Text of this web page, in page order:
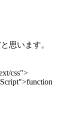
思います。
css">